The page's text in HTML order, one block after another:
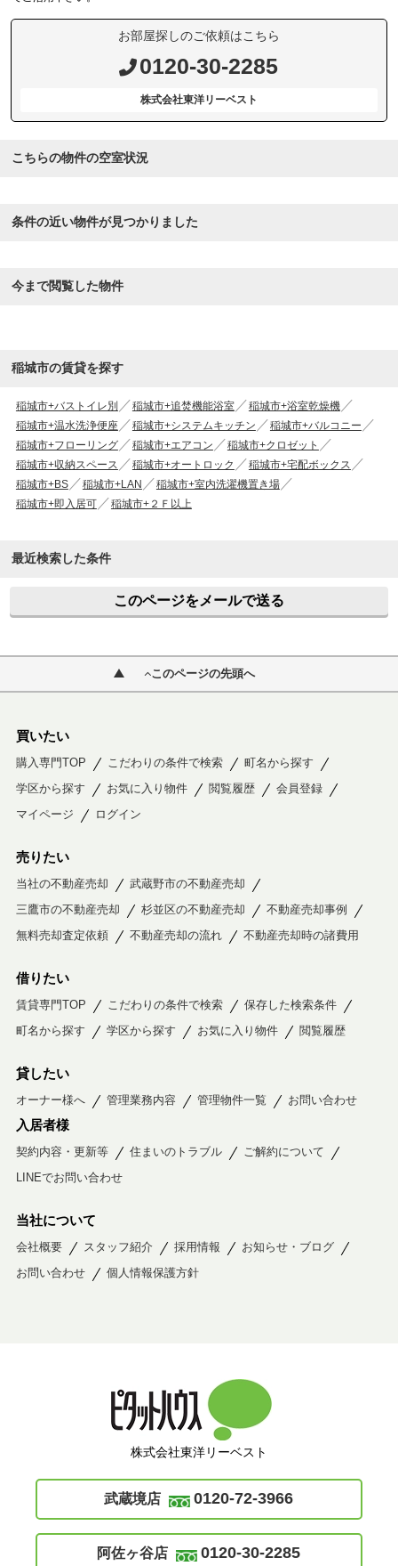
お部屋探しのご依頼はこちら
0120-30-2285
株式会社東洋リーベスト
こちらの物件の空室状況
条件の近い物件が見つかりました
今まで閲覧した物件
稲城市の賃貸を探す
稲城市+バストイレ別 稲城市+追焚機能浴室
稲城市+浴室乾燥機
稲城市+温水洗浄便座
稲城市+システムキッチン
稲城市+バルコニー
稲城市+フローリング
稲城市+エアコン
稲城市+クロゼット
稲城市+収納スペース
稲城市+オートロック
稲城市+宅配ボックス
稲城市+BS
稲城市+LAN
稲城市+室内洗濯機置き場
稲城市+即入居可
稲城市+２Ｆ以上
最近検索した条件
このページをメールで送る
このページの先頭へ
買いたい
購入専門TOP こだわりの条件で検索
町名から探す
学区から探す
お気に入り物件 閲覧履歴
会員登録
マイページ
ログイン
売りたい
当社の不動産売却
武蔵野市の不動産売却
三鷹市の不動産売却
杉並区の不動産売却
不動産売却事例
無料売却査定依頼
不動産売却の流れ 不動産売却時の諸費用
借りたい
賃貸専門TOP こだわりの条件で検索
保存した検索条件
町名から探す
学区から探す お気に入り物件 閲覧履歴
貸したい
オーナー様へ 管理業務内容 管理物件一覧 お問い合わせ
入居者様
契約内容・更新等 住まいのトラブル
ご解約について
LINEでお問い合わせ
当社について
会社概要 スタッフ紹介 採用情報
お知らせ・ブログ
お問い合わせ
個人情報保護方針
株式会社東洋リーベスト
武蔵境店 0120-72-3966
阿佐ヶ谷店 0120-30-2285